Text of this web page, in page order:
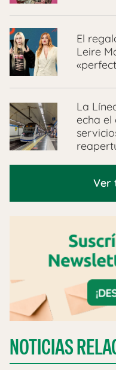
El
Leire
La
echa el
Ver
NOTICIAS